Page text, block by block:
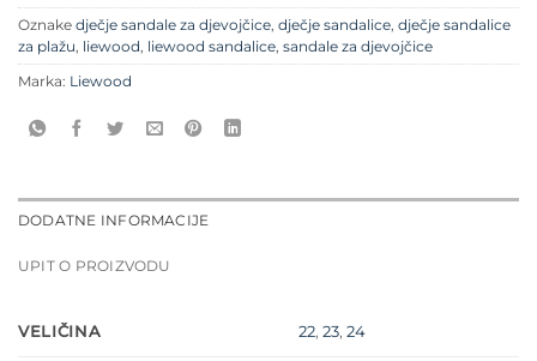
Oznake dječje sandale za djevojčice, dječje sandalice, dječje sandalice
za plažu, liewood, liewood sandalice, sandale za djevojčice
Marka: Liewood
DODATNE INFORMACIJE
UPIT O PROIZVODU
VELIČINA 22,23,24